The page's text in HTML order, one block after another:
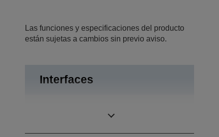
Las funciones y especificaciones del producto
están sujetas a cambios sin previo aviso.
Interfaces